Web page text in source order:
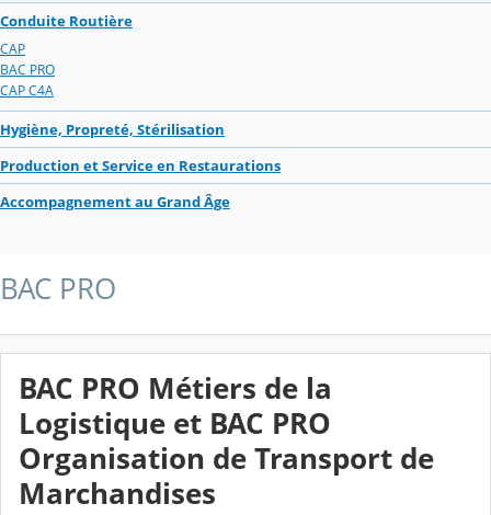
Conduite Routière
CAP
BAC PRO
CAP C4A
Hygiène, Propreté, Stérilisation
Production et Service en Restaurations
Accompagnement au Grand Âge
BAC PRO
BAC PRO Métiers de la
Logistique et BAC PRO
Organisation de Transport de
Marchandises